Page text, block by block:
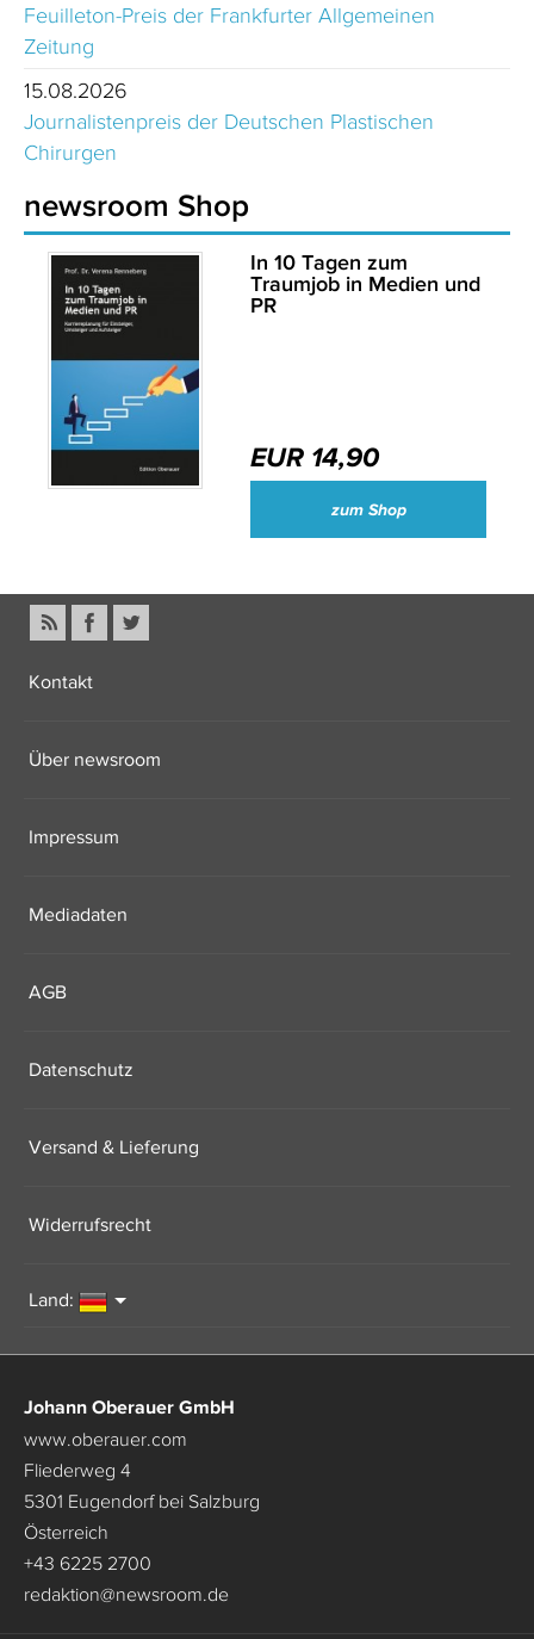
Feuilleton-Preis der Frankfurter Allgemeinen
Zeitung
15.08.2026
Journalistenpreis der Deutschen Plastischen
Chirurgen
newsroom Shop
In 10 Tagen zum
Traumjob in Medien und
PR
EUR 14,90
zum Shop
Kontakt
Über newsroom
Impressum
Mediadaten
AGB
Datenschutz
Versand & Lieferung
Widerrufsrecht
Land:
Johann Oberauer GmbH
www.oberauer.com
Fliederweg 4
5301 Eugendorf bei Salzburg
Österreich
+43 6225 2700
redaktion@newsroom.de